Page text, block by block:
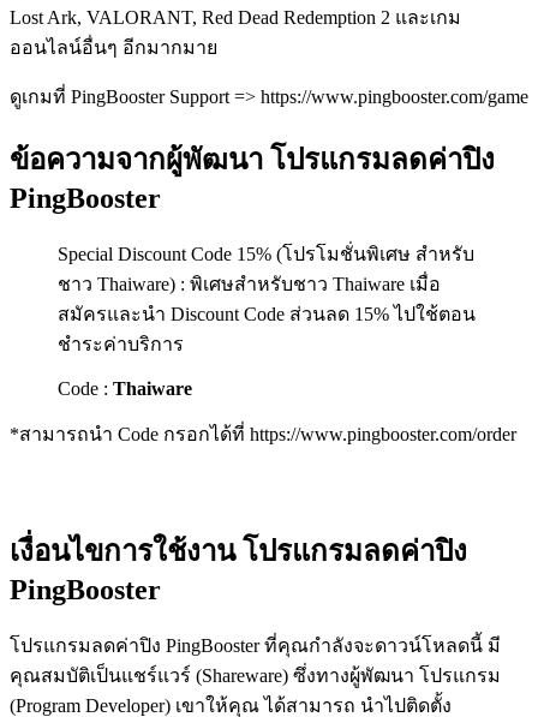
Lost Ark, VALORANT, Red Dead Redemption 2 และเกม
ออนไลน์อื่นๆ อีกมากมาย
ดูเกมที่ PingBooster Support => https://www.pingbooster.com/game
ข้อความจากผู้พัฒนา โปรแกรมลดค่าปิง
PingBooster
Special Discount Code 15% (โปรโมชั่นพิเศษ สำหรับ
ชาว Thaiware) : พิเศษสำหรับชาว Thaiware เมื่อ
สมัครและนำ Discount Code ส่วนลด 15% ไปใช้ตอน
ชำระค่าบริการ
Code : Thaiware
*สามารถนำ Code กรอกได้ที่ https://www.pingbooster.com/order
เงื่อนไขการใช้งาน โปรแกรมลดค่าปิง
PingBooster
โปรแกรมลดค่าปิง PingBooster ที่คุณกำลังจะดาวน์โหลดนี้ มี
คุณสมบัติเป็นแชร์แวร์ (Shareware) ซึ่งทางผู้พัฒนา โปรแกรม
(Program Developer) เขาให้คุณ ได้สามารถ นำไปติดตั้ง